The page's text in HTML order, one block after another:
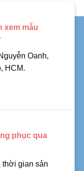
xem mẫu
Oanh,
HCM.
phục qua
thời gian sản